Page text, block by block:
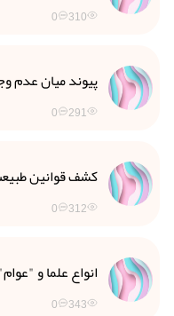
310
0
پیوند میان عدم
291
0
کشف قوانین
312
0
انواع علما و
343
0